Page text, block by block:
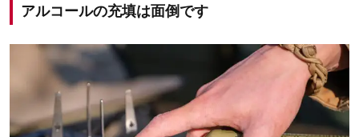
アルコールの充填は面倒です